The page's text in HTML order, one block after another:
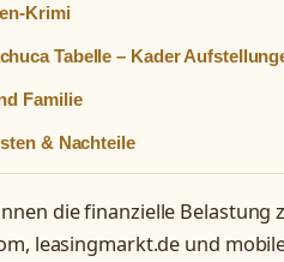
Krimi
Tabelle – Kader
Familie
& Nachteile
die finanzielle Belastung
leasingmarkt.de und